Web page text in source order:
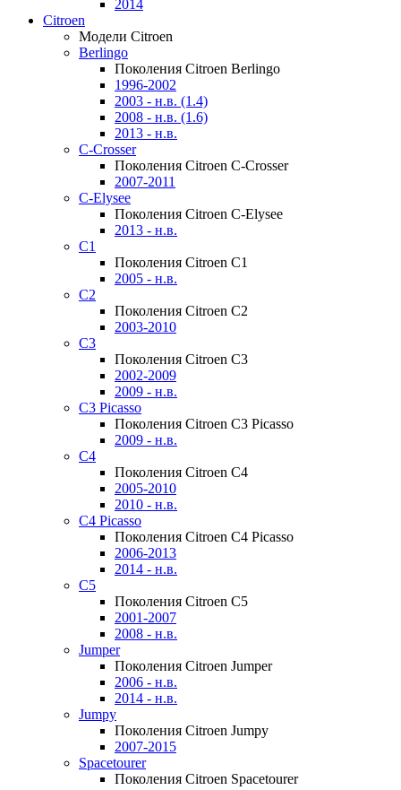
2014
Citroen
Модели Citroen
Berlingo
Поколения Citroen Berlingo
1996-2002
2003 - н.в. (1.4)
2008 - н.в. (1.6)
2013 - н.в.
C-Crosser
Поколения Citroen C-Crosser
2007-2011
C-Elysee
Поколения Citroen C-Elysee
2013 - н.в.
C1
Поколения Citroen C1
2005 - н.в.
C2
Поколения Citroen C2
2003-2010
C3
Поколения Citroen C3
2002-2009
2009 - н.в.
C3 Picasso
Поколения Citroen C3 Picasso
2009 - н.в.
C4
Поколения Citroen C4
2005-2010
2010 - н.в.
C4 Picasso
Поколения Citroen C4 Picasso
2006-2013
2014 - н.в.
C5
Поколения Citroen C5
2001-2007
2008 - н.в.
Jumper
Поколения Citroen Jumper
2006 - н.в.
2014 - н.в.
Jumpy
Поколения Citroen Jumpy
2007-2015
Spacetourer
Поколения Citroen Spacetourer